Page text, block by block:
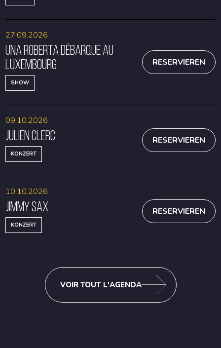
Una Roberta débarque au
Luxembourg
SHOW
27.09.2026
RESERVIEREN
Julien Clerc
KONZERT
09.10.2026
RESERVIEREN
Jimmy Sax
KONZERT
10.10.2026
RESERVIEREN
VOIR TOUT L'AGENDA